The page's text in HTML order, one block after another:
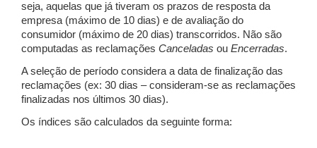
seja, aquelas que já tiveram os prazos de resposta da
empresa (máximo de 10 dias) e de avaliação do
consumidor (máximo de 20 dias) transcorridos. Não são
computadas as reclamações Canceladas ou Encerradas.
A seleção de período considera a data de finalização das
reclamações (ex: 30 dias – consideram-se as reclamações
finalizadas nos últimos 30 dias).
Os índices são calculados da seguinte forma: